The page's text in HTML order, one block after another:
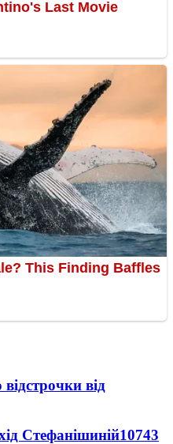
від
Стефанішиній10743